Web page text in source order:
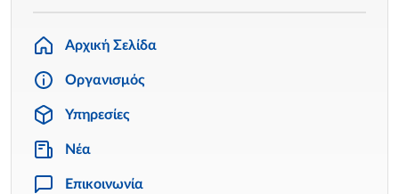
Αρχική Σελίδα
Οργανισμός
Υπηρεσίες
Νέα
Επικοινωνία